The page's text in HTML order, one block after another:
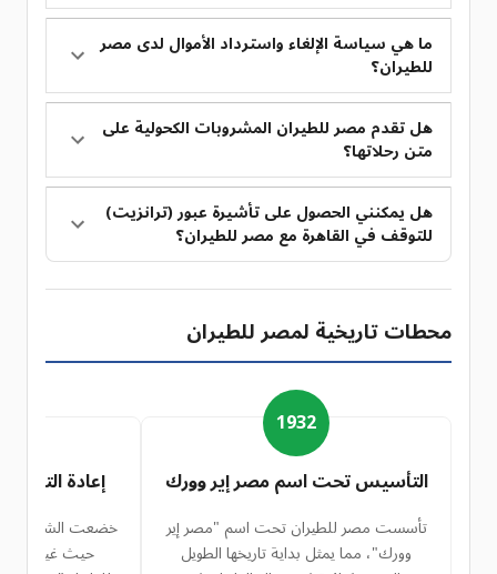
ما هي سياسة الإلغاء واسترداد الأموال لدى مصر
للطيران؟
هل تقدم مصر للطيران المشروبات الكحولية على
متن رحلاتها؟
هل يمكنني الحصول على تأشيرة عبور (ترانزيت)
للتوقف في القاهرة مع مصر للطيران؟
محطات تاريخية لمصر للطيران
1932
التأسيس تحت اسم مصر إير وورك
تأسست مصر للطيران تحت اسم "مصر إير
وورك"، مما يمثل بداية تاريخها الطويل
إعادة
خضعت الشركة
حيث غيرت